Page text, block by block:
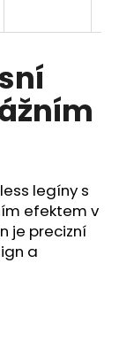
legíny s
efektem v
je precizní
a